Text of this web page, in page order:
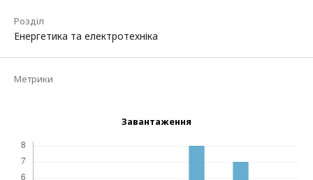
Розділ
Енергетика та електротехніка
Метрики
Завантаження